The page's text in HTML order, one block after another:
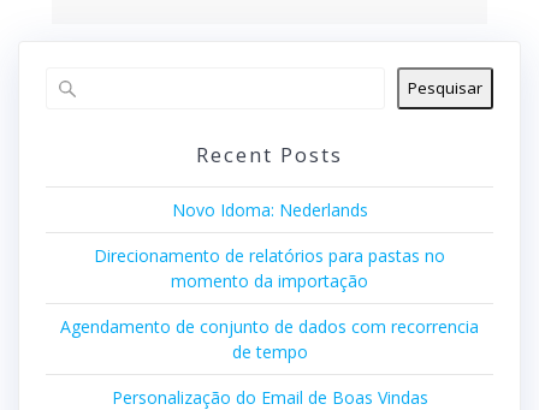
Pesquisar
Recent Posts
Novo Idoma: Nederlands
Direcionamento de relatórios para pastas no
momento da importação
Agendamento de conjunto de dados com recorrencia
de tempo
Personalização do Email de Boas Vindas